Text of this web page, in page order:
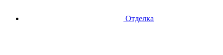
Отделка